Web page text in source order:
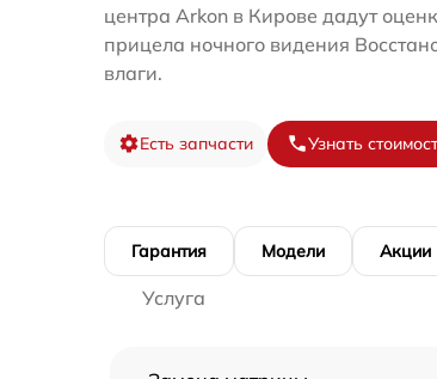
центра Arkon в Кирове дадут
прицела ночного видения
влаги.
Есть запчасти Узнать
Гарантия Модели Акции
Услуга